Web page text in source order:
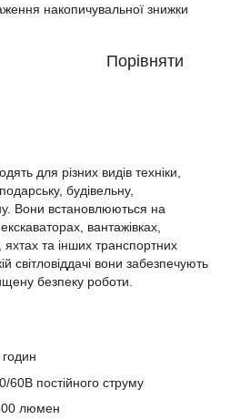
накопичувальної знижки
Порівняти
для різних видів техніки,
будівельну,
Вони встановлюються на
вантажівках,
та інших транспортних
світловіддачі вони забезпечують
безпеку роботи.
60В постійного струму
люмен